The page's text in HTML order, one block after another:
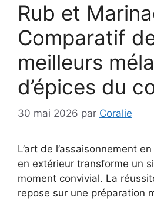
Rub et
Comparatif
meilleurs
d’épices du
30 mai 2026 par Coralie
L’art de l’assaisonnement
en extérieur transforme un
moment convivial. La
repose sur une préparation